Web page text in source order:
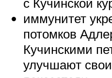
иммунитет
потомков
Кучинскими
улучшают